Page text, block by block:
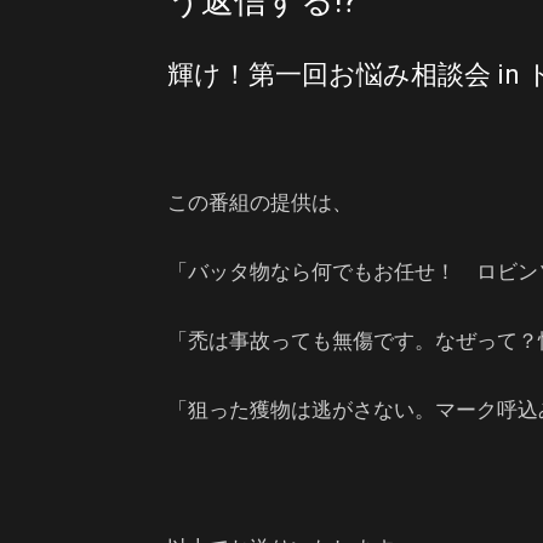
輝け！第一回お悩み相談会 in
この番組の提供は、
「バッタ物なら何でもお任せ！ ロビ
「禿は事故っても無傷です。なぜって
「狙った獲物は逃がさない。マーク呼